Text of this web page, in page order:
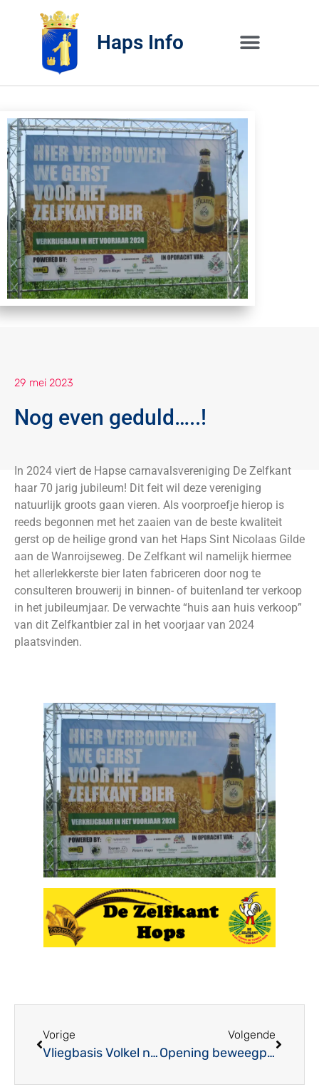
Haps Info
29 mei 2023
Nog even geduld…..!
In 2024 viert de Hapse carnavalsvereniging De Zelfkant
haar 70 jarig jubileum! Dit feit wil deze vereniging
natuurlijk groots gaan vieren. Als voorproefje hierop is
reeds begonnen met het zaaien van de beste kwaliteit
gerst op de heilige grond van het Haps Sint Nicolaas Gilde
aan de Wanroijseweg. De Zelfkant wil namelijk hiermee
het allerlekkerste bier laten fabriceren door nog te
consulteren brouwerij in binnen- of buitenland ter verkoop
in het jubileumjaar. De verwachte “huis aan huis verkoop”
van dit Zelfkantbier zal in het voorjaar van 2024
plaatsvinden.
Vorige
Vliegbasis Volkel neemt deel aan Memorial Day in Margraten
Volgende
Opening beweegparcours De Kamp